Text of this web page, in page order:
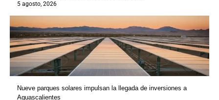
5 agosto, 2026
Nueve parques solares impulsan la llegada de inversiones a
Aguascalientes